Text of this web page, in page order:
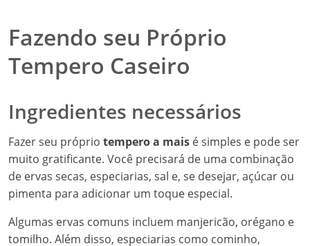
Fazendo seu Próprio
Tempero Caseiro
Ingredientes necessários
Fazer seu próprio tempero a mais é simples e pode ser
muito gratificante. Você precisará de uma combinação
de ervas secas, especiarias, sal e, se desejar, açúcar ou
pimenta para adicionar um toque especial.
Algumas ervas comuns incluem manjericão, orégano e
tomilho. Além disso, especiarias como cominho,